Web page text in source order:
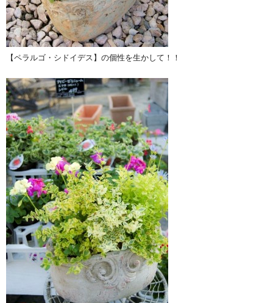
【ペラルゴ・シドイデス】の個性を生かして！！